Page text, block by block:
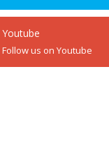
Youtube
Follow us on Youtube